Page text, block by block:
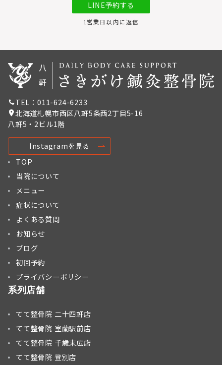
LINE予約する
1営業日以内に返信
TEL：011-624-6233
北海道札幌市西区八軒5条西2丁目5-16
八軒5・2ビル1階
Instagramを見る
TOP
当院について
メニュー
症状について
よくある質問
お知らせ
ブログ
初回予約
プライバシーポリシー
系列店舗
てて整骨院 二十四軒店
てて整骨院 室蘭駅前店
てて整骨院 千歳末広店
てて整骨院 登別店